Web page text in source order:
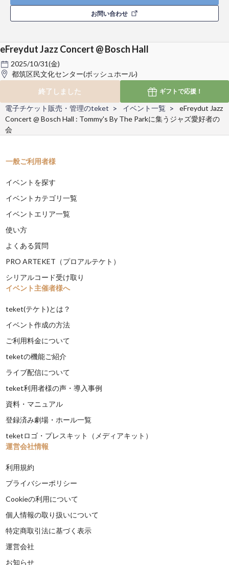
お問い合わせ
eFreydut Jazz Concert @ Bosch Hall
2025/10/31(金)
都筑区民文化センター(ボッシュホール)
終了しました
ギフトで応援！
電子チケット販売・管理のteket イベント一覧
eFreydut Jazz
Concert @ Bosch Hall : Tommy's By The Parkに集うジャズ愛好者の
会
一般ご利用者様
イベントを探す
イベントカテゴリ一覧
イベントエリア一覧
使い方
よくある質問
PRO ARTEKET（プロアルテケト）
シリアルコード受け取り
イベント主催者様へ
teket(テケト)とは？
イベント作成の方法
ご利用料金について
teketの機能ご紹介
ライブ配信について
teket利用者様の声・導入事例
資料・マニュアル
登録済み劇場・ホール一覧
teketロゴ・プレスキット（メディアキット）
運営会社情報
利用規約
プライバシーポリシー
Cookieの利用について
個人情報の取り扱いについて
特定商取引法に基づく表示
運営会社
お知らせ